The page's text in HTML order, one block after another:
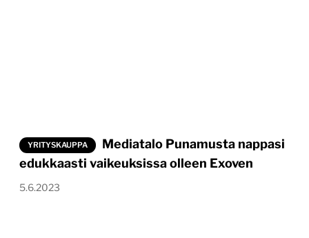
YRITYSKAUPPA
Mediatalo Punamusta nappasi
edukkaasti vaikeuksissa olleen Exoven
5.6.2023